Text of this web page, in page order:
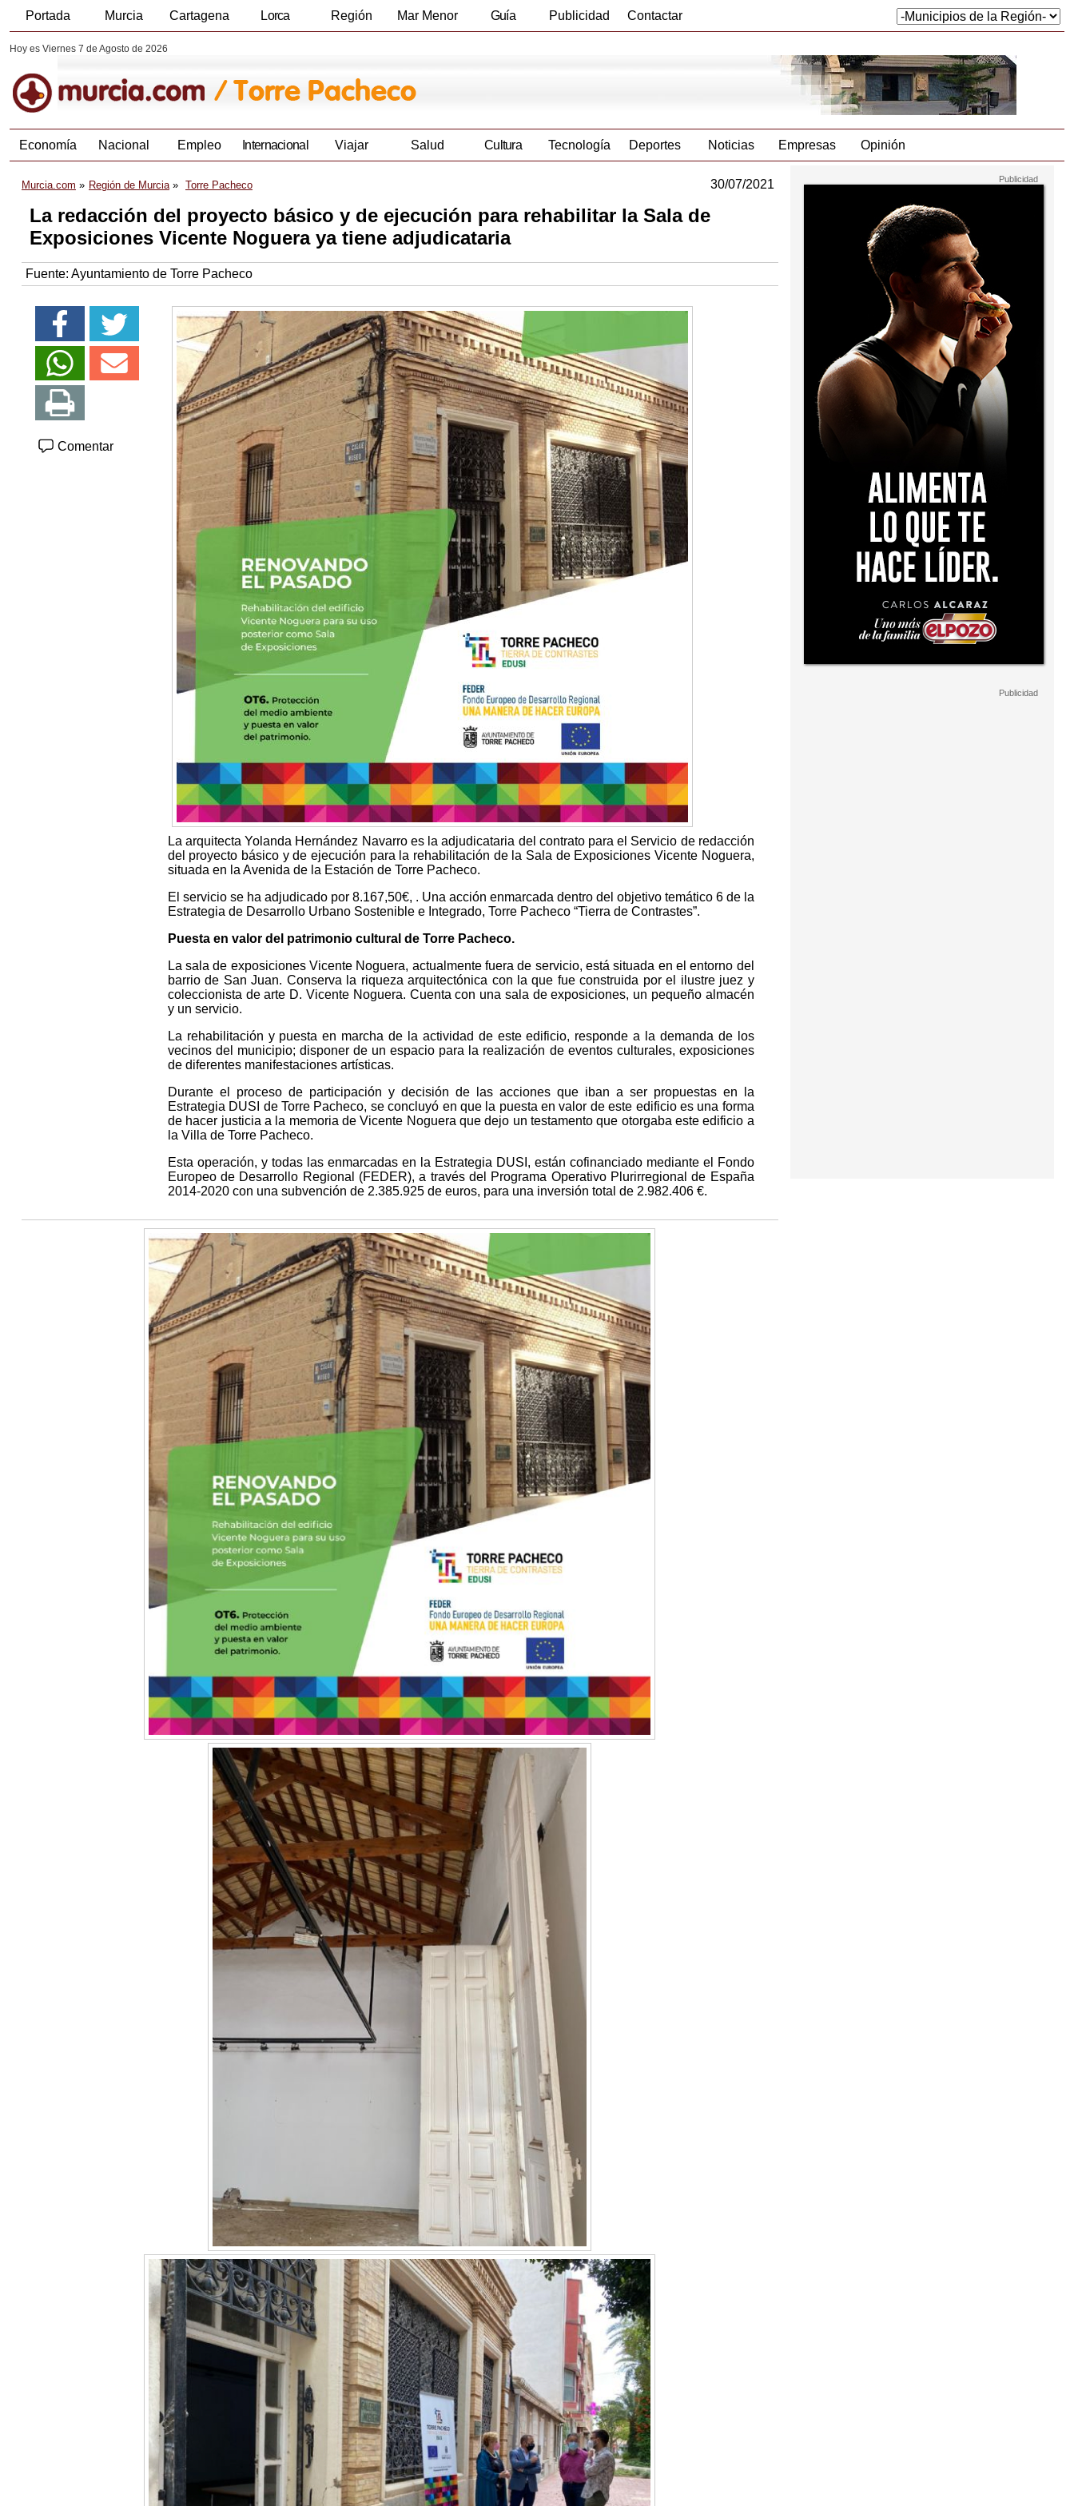
Portada Murcia Cartagena Lorca Región Mar Menor Guía Publicidad Contactar
Hoy es Viernes 7 de Agosto de 2026
Economía Nacional Empleo Internacional Viajar Salud Cultura Tecnología Deportes Noticias Empresas Opinión
Murcia.com Región de Murcia Torre Pacheco 30/07/2021
La redacción del proyecto básico y de ejecución para rehabilitar la Sala de
Exposiciones Vicente Noguera ya tiene adjudicataria
Fuente: Ayuntamiento de Torre Pacheco
Comentar
La arquitecta Yolanda Hernández Navarro es la adjudicataria del contrato para el Servicio de redacción
del proyecto básico y de ejecución para la rehabilitación de la Sala de Exposiciones Vicente Noguera,
situada en la Avenida de la Estación de Torre Pacheco.
El servicio se ha adjudicado por 8.167,50€, . Una acción enmarcada dentro del objetivo temático 6 de la
Estrategia de Desarrollo Urbano Sostenible e Integrado, Torre Pacheco “Tierra de Contrastes”.
Puesta en valor del patrimonio cultural de Torre Pacheco.
La sala de exposiciones Vicente Noguera, actualmente fuera de servicio, está situada en el entorno del
barrio de San Juan. Conserva la riqueza arquitectónica con la que fue construida por el ilustre juez y
coleccionista de arte D. Vicente Noguera. Cuenta con una sala de exposiciones, un pequeño almacén
y un servicio.
La rehabilitación y puesta en marcha de la actividad de este edificio, responde a la demanda de los
vecinos del municipio; disponer de un espacio para la realización de eventos culturales, exposiciones
de diferentes manifestaciones artísticas.
Durante el proceso de participación y decisión de las acciones que iban a ser propuestas en la
Estrategia DUSI de Torre Pacheco, se concluyó en que la puesta en valor de este edificio es una forma
de hacer justicia a la memoria de Vicente Noguera que dejo un testamento que otorgaba este edificio a
la Villa de Torre Pacheco.
Esta operación, y todas las enmarcadas en la Estrategia DUSI, están cofinanciado mediante el Fondo
Europeo de Desarrollo Regional (FEDER), a través del Programa Operativo Plurirregional de España
2014-2020 con una subvención de 2.385.925 de euros, para una inversión total de 2.982.406 €.